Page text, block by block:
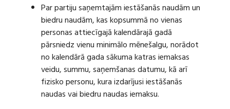
Par partiju saņemtajām iestāšanās naudām un
biedru naudām, kas kopsummā no vienas
personas attiecīgajā kalendārajā gadā
pārsniedz vienu minimālo mēnešalgu, norādot
no kalendārā gada sākuma katras iemaksas
veidu, summu, saņemšanas datumu, kā arī
fizisko personu, kura izdarījusi iestāšanās
naudas vai biedru naudas iemaksu.